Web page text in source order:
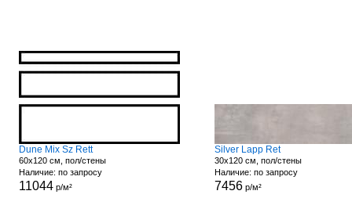
Dune Mix Sz Rett
60x120 см, пол/стены
Наличие: по запросу
11044р/м²
Silver Lapp Ret
30x120 см, пол/стены
Наличие: по запросу
7456р/м²